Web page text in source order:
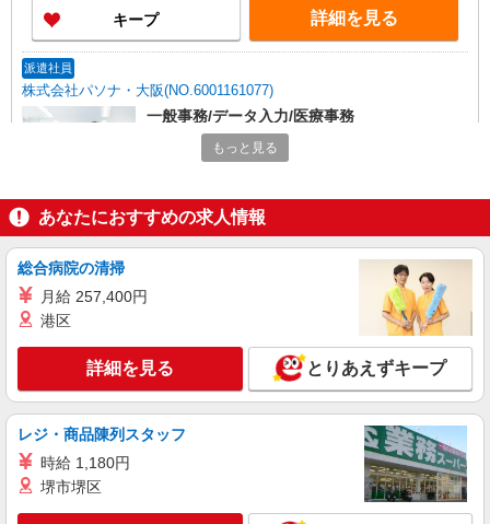
キープ 詳細を見る
派遣社員
株式会社パソナ・大阪(NO.6001161077)
一般事務/データ入力/医療事務
時給1300円 月収例：195000円 ★交通費規定に
基づき交通費支給
キープ 詳細を見る
派遣社員
株式会社パソナ・神戸/OKW600116049401
一般事務/OA事務/テレフォンオペレーター
時給1400円 月収例：210000円 ★交通費規定に
兵庫県神戸市中央区（JR東海道本線三ノ宮
駅）
詳細を見る
もっと見る
あなたにおすすめの求人情報
総合病院の清掃
月給 257,400円
港区
詳細を見る とりあえずキープ
レジ・商品陳列スタッフ
時給 1,180円
堺市堺区